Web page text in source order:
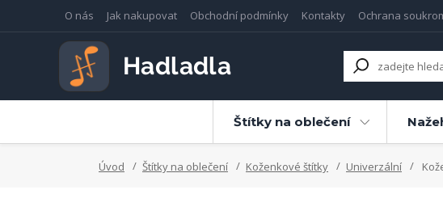
O nás Jak nakupovat Obchodní podmínky Kontakty Ochrana
Štítky na oblečení
Úvod Štítky na oblečení Koženkové štítky Univerzální